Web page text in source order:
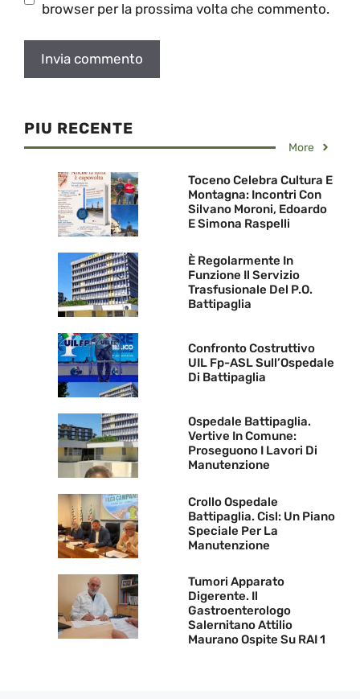
browser per la prossima volta che commento.
PIU RECENTE
More
Toceno Celebra Cultura E
Montagna: Incontri Con
Silvano Moroni, Edoardo
E Simona Raspelli
È Regolarmente In
Funzione Il Servizio
Trasfusionale Del P.O.
Battipaglia
Confronto Costruttivo
UIL Fp-ASL Sull’Ospedale
Di Battipaglia
Ospedale Battipaglia.
Vertive In Comune:
Proseguono I Lavori Di
Manutenzione
Crollo Ospedale
Battipaglia. Cisl: Un Piano
Speciale Per La
Manutenzione
Tumori Apparato
Digerente. Il
Gastroenterologo
Salernitano Attilio
Maurano Ospite Su RAI 1